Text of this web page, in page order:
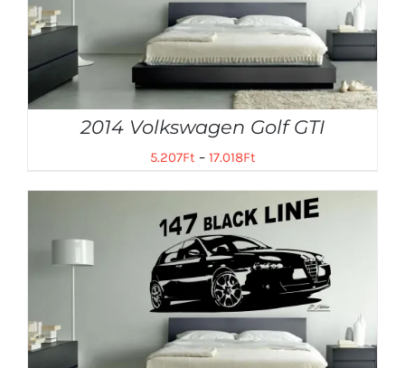
2014 Volkswagen Golf GTI
5.207Ft– 17.018Ft